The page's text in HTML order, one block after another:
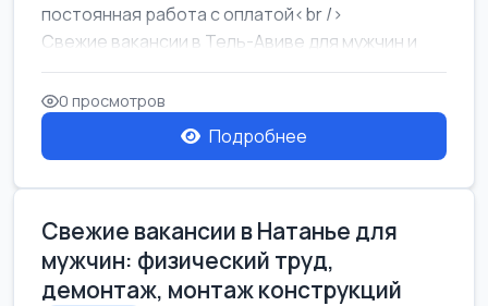
постоянная работа с оплатой<br />
Свежие вакансии в Тель-Авиве для мужчин и
женщин от хозя...
0 просмотров
Подробнее
Свежие вакансии в Натанье для
мужчин: физический труд,
демонтаж, монтаж конструкций